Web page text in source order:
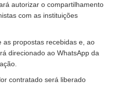
autorizar o compartilhamento
com as instituições
as propostas recebidas e, ao
direcionado ao WhatsApp da
contratado será liberado